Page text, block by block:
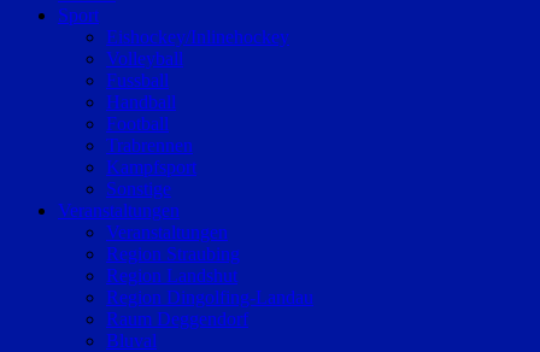
Sport
Eishockey/Inlinehockey
Volleyball
Fussball
Handball
Football
Trabrennen
Kampfsport
Sonstige
Veranstaltungen
Veranstaltungen
Region Straubing
Region Landshut
Region Dingolfing-Landau
Raum Deggendorf
Bluval